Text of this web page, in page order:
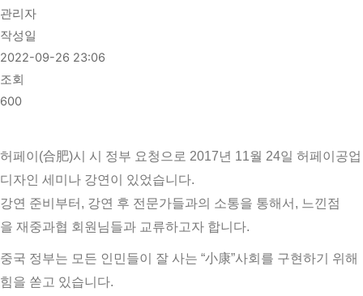
관리자
작성일
2022-09-26 23:06
조회
600
허페이(合肥)시 시 정부 요청으로 2017년 11월 24일 허페이공업
디자인 세미나 강연이 있었습니다.
강연 준비부터, 강연 후 전문가들과의 소통을 통해서, 느낀점
을 재중과협 회원님들과 교류하고자 합니다.
중국 정부는 모든 인민들이 잘 사는 “小康”사회를 구현하기 위해
힘을 쏟고 있습니다.